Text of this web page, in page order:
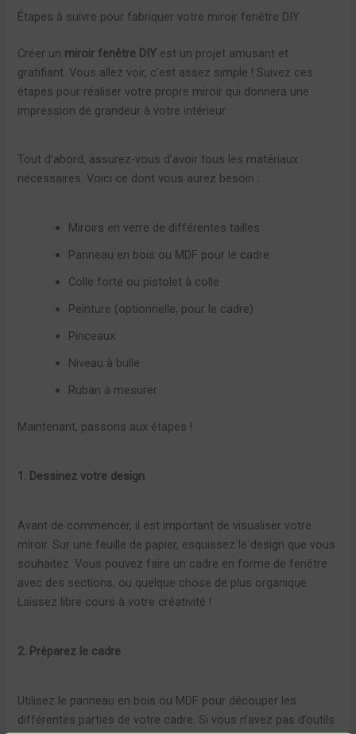
Étapes à suivre pour fabriquer votre miroir fenêtre DIY
Créer un miroir fenêtre DIY est un projet amusant et
gratifiant. Vous allez voir, c’est assez simple ! Suivez ces
étapes pour réaliser votre propre miroir qui donnera une
impression de grandeur à votre intérieur.
Tout d’abord, assurez-vous d’avoir tous les matériaux
nécessaires. Voici ce dont vous aurez besoin :
Miroirs en verre de différentes tailles
Panneau en bois ou MDF pour le cadre
Colle forte ou pistolet à colle
Peinture (optionnelle, pour le cadre)
Pinceaux
Niveau à bulle
Ruban à mesurer
Maintenant, passons aux étapes !
1. Dessinez votre design
Avant de commencer, il est important de visualiser votre
miroir. Sur une feuille de papier, esquissez le design que vous
souhaitez. Vous pouvez faire un cadre en forme de fenêtre
avec des sections, ou quelque chose de plus organique.
Laissez libre cours à votre créativité !
2. Préparez le cadre
Utilisez le panneau en bois ou MDF pour découper les
différentes parties de votre cadre. Si vous n’avez pas d’outils